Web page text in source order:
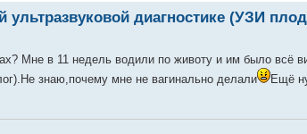
диагностике (УЗИ
Мне в 11 недель водили по животу и им было всё
знаю,почему мне не вагинально делали
Ещё